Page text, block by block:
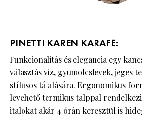
PINETTI KAREN KARAFÉ:
Funkcionalitás és elegancia egy
választás víz, gyümölcslevek, jeges
stílusos tálalására. Ergonomikus
levehető termikus talppal
italokat akár 4 órán keresztül is